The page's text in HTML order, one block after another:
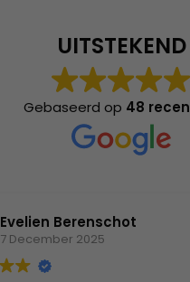
UITSTEKEND
Gebaseerd op 48
Evelien Berenschot
7 December 2025